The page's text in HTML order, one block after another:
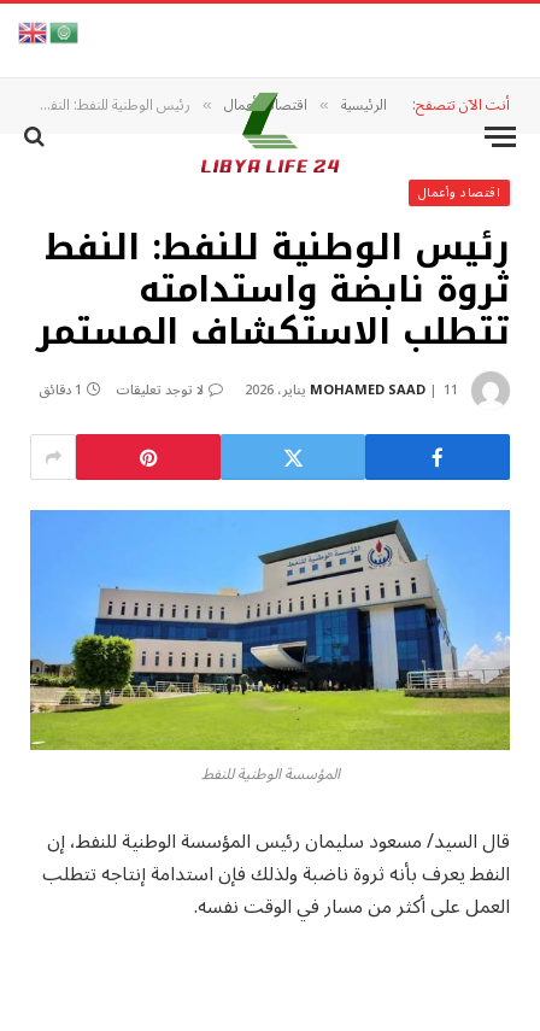
أنت الآن تتصفح: الرئيسية » اقتصاد وأعمال » رئيس الوطنية للنفط: النفط ثروة نابضة واستدامته تتطلب الاستكشاف المستمر
اقتصاد وأعمال
رئيس الوطنية للنفط: النفط
ثروة نابضة واستدامته
تتطلب الاستكشاف المستمر
MOHAMED SAAD 11 يناير، 2026 لا توجد تعليقات 1 دقائق
المؤسسة الوطنية للنفط
قال السيد/ مسعود سليمان رئيس المؤسسة الوطنية للنفط، إن
النفط يعرف بأنه ثروة ناضبة ولذلك فإن استدامة إنتاجه تتطلب
العمل على أكثر من مسار في الوقت نفسه.